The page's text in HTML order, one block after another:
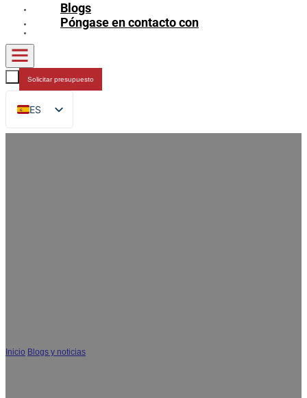
Blogs
Póngase en contacto con
Solicitar presupuesto
ES
EN
Inicio Blogs y noticias